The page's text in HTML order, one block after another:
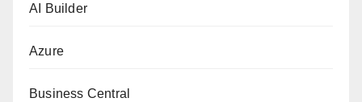
AI Builder
Azure
Business Central